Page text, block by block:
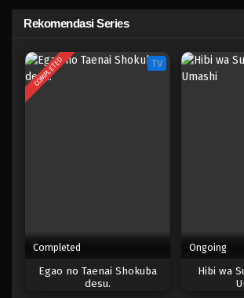
2 New Game! Season 1
1 New Game! Season 1
Rekomendasi Series
COMPLETED TV
Completed
Egao no Taenai Shokuba
desu.
Ongoing
Hibi wa